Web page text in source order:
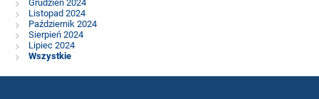
Grudzień 2024
Listopad 2024
Październik 2024
Sierpień 2024
Lipiec 2024
Wszystkie